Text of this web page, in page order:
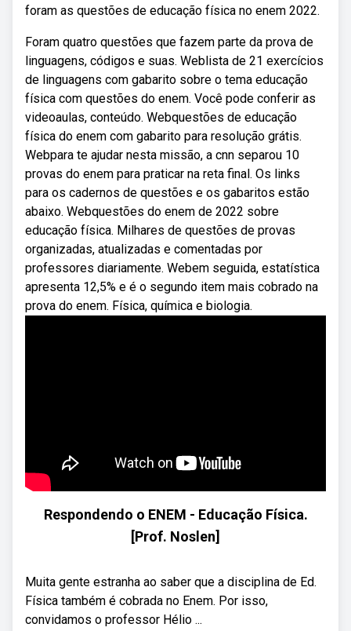
foram as questões de educação física no enem 2022.
Foram quatro questões que fazem parte da prova de
linguagens, códigos e suas. Weblista de 21 exercícios
de linguagens com gabarito sobre o tema educação
física com questões do enem. Você pode conferir as
videoaulas, conteúdo. Webquestões de educação
física do enem com gabarito para resolução grátis.
Webpara te ajudar nesta missão, a cnn separou 10
provas do enem para praticar na reta final. Os links
para os cadernos de questões e os gabaritos estão
abaixo. Webquestões do enem de 2022 sobre
educação física. Milhares de questões de provas
organizadas, atualizadas e comentadas por
professores diariamente. Webem seguida, estatística
apresenta 12,5% e é o segundo item mais cobrado na
prova do enem. Física, química e biologia.
Respondendo o ENEM - Educação Física.
[Prof. Noslen]
Muita gente estranha ao saber que a disciplina de Ed.
Física também é cobrada no Enem. Por isso,
convidamos o professor Hélio ...